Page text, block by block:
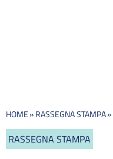
HOME»RASSEGNA STAMPA»
RASSEGNA STAMPA